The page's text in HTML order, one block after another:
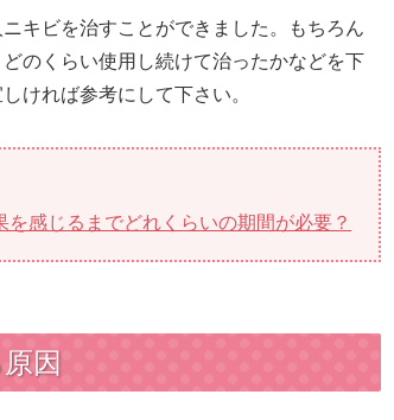
キビを治すことができました。もちろん
のくらい使用し続けて治ったかなどを下
ければ参考にして下さい。
を感じるまでどれくらいの期間が必要？
因